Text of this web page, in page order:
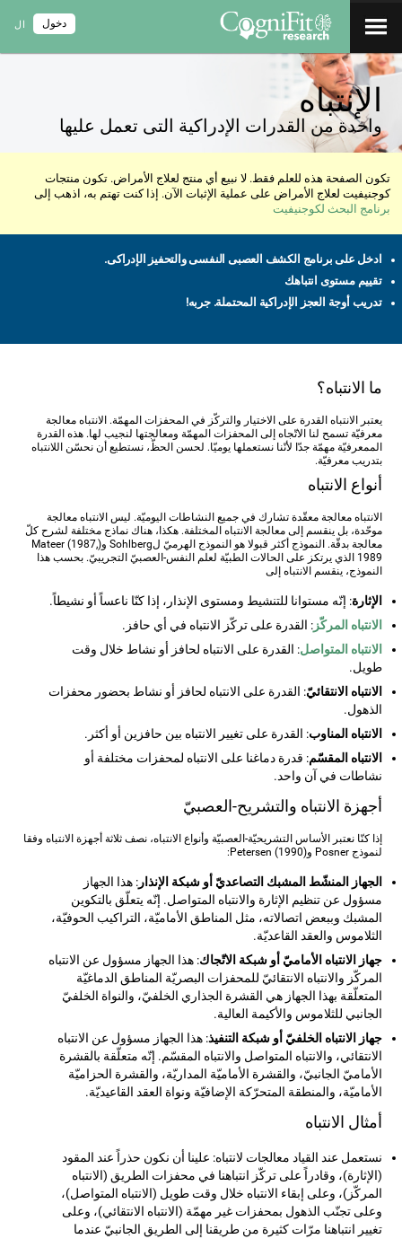
ال دخول
الإنتباه
واحدة من القدرات الإدراكية التى تعمل عليها
تكون الصفحة هذه للعلم فقط. لا نبيع أي منتج لعلاج الأمراض. تكون منتجات
كوجنيفيت لعلاج الأمراض على عملية الإثبات الآن. إذا كنت تهتم به، اذهب إلى
برنامج البحث لكوجنيفيت
ادخل على برنامج الكشف العصبى النفسى والتحفيز الإدراكى.
تقييم مستوى انتباهك
تدريب أوجة العجز الإدراكية المحتملة. جربه!
ما الانتباه؟
يعتبر الانتباه القدرة على الاختيار والتركّز في المحفزات المهمّة. الانتباه معالجة
معرفيّة تسمح لنا الاتّجاه إلى المحفزات المهمّة ومعالجتها لنجيب لها. هذه القدرة
الممعرفيّة مهمّة جدّا لأنّنا نستعملها يوميّا. لحسن الحظّ، نستطيع أن نحسّن اللانتباه
بتدريب معرفيّة.
أنواع الانتباه
الانتباه معالجة معقّدة تشارك في جميع النشاطات اليوميّة. ليس الانتباه معالجة
موحّدة، بل ينقسم إلى معالجة الانتباه المختلفة. هكذا، هناك نماذج مختلفة لشرح كلّ
معالجة بدقّة. النموذج أكثر قبولا هو النموذج الهرميّ لSohlberg و(Mateer (1987,
1989 الذي يرتكز على الحالات الطبيّة لعلم النفس-العصبيّ التجريبيّ. بحسب هذا
النموذج، ينقسم الانتباه إلى
الإثارة: إنّه مستوانا للتنشيط ومستوى الإنذار، إذا كنّا ناعساً أو نشيطاً.
الانتباه المركّز: القدرة على تركّز الانتباه في أي حافز.
الانتباه المتواصل: القدرة على الانتباه لحافز أو نشاط خلال وقت
طويل.
الانتباه الانتقائيّ: القدرة على الانتباه لحافز أو نشاط بحضور محفزات
الذهول.
الانتباه المناوب: القدرة على تغيير الانتباه بين حافزين أو أكثر.
الانتباه المقسّم: قدرة دماغنا على الانتباه لمحفزات مختلفة أو
نشاطات في آن واحد.
أجهزة الانتباه والتشريح-العصبيّ
إذا كنّا نعتبر الأساس التشريحيّة-العصبيّة وأنواع الانتباه، نصف ثلاثة أجهزة الانتباه وفقا
لنموذج Posner و(Petersen (1990:
الجهاز المنشّط المشبك التصاعديّ أو شبكة الإنذار: هذا الجهاز
مسؤول عن تنظيم الإثارة والانتباه المتواصل. إنّه يتعلّق بالتكوين
المشبك وببعض اتصالاته، مثل المناطق الأماميّة، التراكيب الحوفيّة،
الثلاموس والعقد القاعديّة.
جهاز الانتباه الأماميّ أو شبكة الاتّجاك: هذا الجهاز مسؤول عن الانتباه
المركّز والانتباه الانتقائيّ للمحفزات البصريّة المناطق الدماغيّة
المتعلّقة بهذا الجهاز هي القشرة الجذاري الخلفيّ، والنواة الخلفيّ
الجانبي للثلاموس والأكيمة العالية.
جهاز الانتباه الخلفيّ أو شبكة التنفيذ: هذا الجهاز مسؤول عن الانتباه
الانتقائي، والانتباه المتواصل والانتباه المقسّم. إنّه متعلّقة بالقشرة
الأماميّ الجانبيّ، والقشرة الأماميّة المداريّة، والقشرة الحزاميّة
الأماميّة، والمنطقة المتحرّكة الإضافيّة ونواة العقد القاعيديّة.
أمثال الانتباه
نستعمل عند القياد معالجات لانتباه: علينا أن نكون حذراً عند المقود
(الإثارة)، وقادراً على تركّز انتباهنا في محفزات الطريق (الانتباه
المركّز)، وعلى إبقاء الانتباه خلال وقت طويل (الانتباه المتواصل)،
وعلى تجنّب الذهول بمحفزات غير مهمّة (الانتباه الانتقائي)، وعلى
تغيير انتباهنا مرّات كثيرة من طريقنا إلى الطريق الجانبيّ عندما